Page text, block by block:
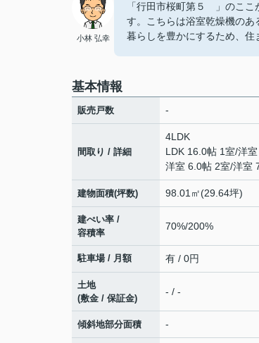
小林 弘幸
「行田市桜町第５ 」のここ
す。こちらは浴室乾燥機の
暮らしを豊かにするため、住
基本情報
販売戸数 -
間取り / 詳細
4LDK
LDK 16.0帖 1室/洋
洋室 6.0帖 2室/洋室
建物面積(坪数) 98.01㎡(29.64坪)
建ぺい率 /
容積率
70%/200%
駐車場 / 月額 有 / 0円
土地
(敷金 / 保証金)
- / -
傾斜地部分面積 -